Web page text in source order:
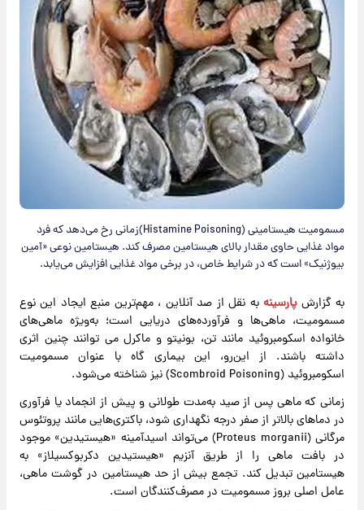
مسمومیت هیستامینی (Histamine Poisoning)زمانی رخ می‌دهد که فرد
مواد غذایی حاوی مقدار بالای هیستامین مصرف کند. هیستامین نوعی «آمین
بیوژنیک» است که در شرایط خاص، در برخی مواد غذایی افزایش می‌یابد.
به گزارش پارسینهبه نقل از صد آنلاین ، مهم‌ترین منبع ایجاد این نوع
مسمومیت، ماهی‌ها و فرآورده‌های دریایی است؛ به‌ویژه ماهی‌های
خانواده اسکومبروئید مانند تن، بونیتو و ماکرل می توانند چنین اثری
داشته باشند. از این‌رو، این بیماری گاه با عنوان مسمومیت
اسکومبروئید (Scombroid Poisoning) نیز شناخته می‌شود.
زمانی که ماهی پس از صید به‌مدت طولانی و پیش از انجماد یا فرآوری
در دماهای بالاتر از صفر درجه نگهداری شود، باکتری‌هایی مانند پروتئوس
مرگانی (Proteus morganii) می‌تواند اسیدآمینه‌ «هیستیدین» موجود
در بافت ماهی را از طریق آنزیم «هیستیدین دکربوکسیلاز» به
هیستامین تبدیل کند. تجمع بیش از حد هیستامین در گوشت ماهی،
عامل اصلی بروز مسمومیت در مصرف‌کنندگان است.